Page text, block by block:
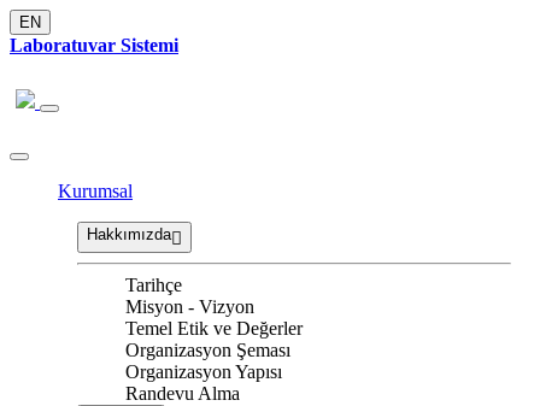
EN
Laboratuvar Sistemi
Kurumsal
Hakkımızda
Tarihçe
Misyon - Vizyon
Temel Etik ve Değerler
Organizasyon Şeması
Organizasyon Yapısı
Randevu Alma